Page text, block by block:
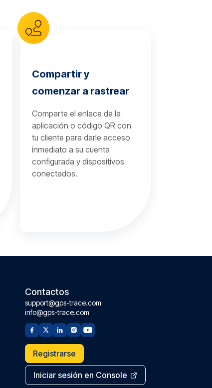
Compartir y
comenzar a rastrear
Comparte el enlace de la
aplicación o código QR con
tu cliente para darle acceso
inmediato a su cuenta
configurada y dispositivos
conectados.
Contactos
support@gps-trace.com
info@gps-trace.com
Registrarse
Iniciar sesión en Console